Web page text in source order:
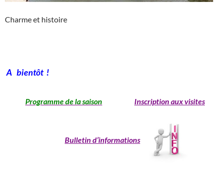
Charme et histoire
A bientôt !
Programme de la saison Inscription aux visites
Bulletin d’informations